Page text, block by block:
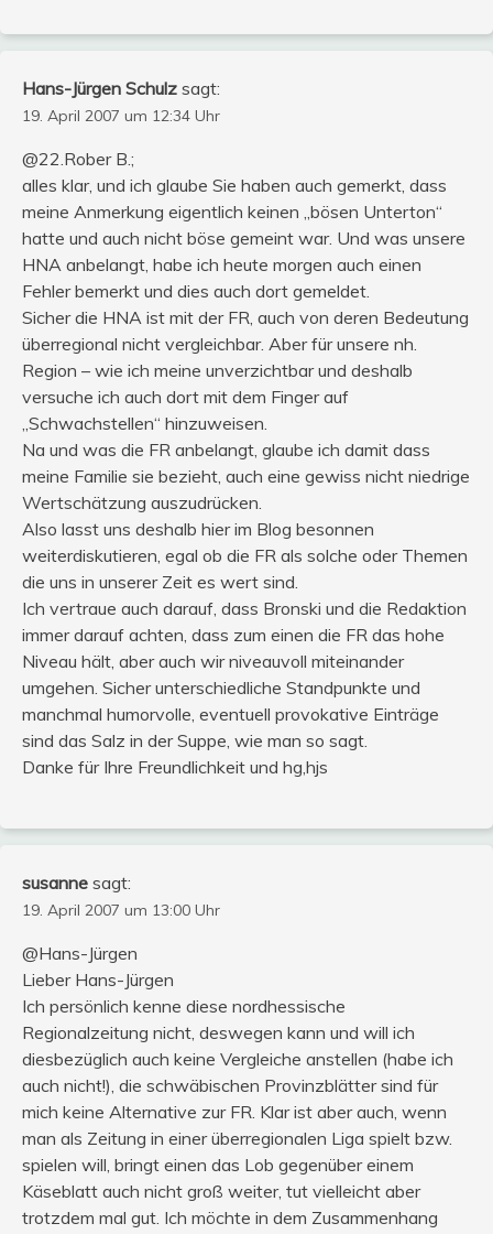
Hans-Jürgen Schulz sagt:
19. April 2007 um 12:34 Uhr
@22.Rober B.;
alles klar, und ich glaube Sie haben auch gemerkt, dass
meine Anmerkung eigentlich keinen „bösen Unterton“
hatte und auch nicht böse gemeint war. Und was unsere
HNA anbelangt, habe ich heute morgen auch einen
Fehler bemerkt und dies auch dort gemeldet.
Sicher die HNA ist mit der FR, auch von deren Bedeutung
überregional nicht vergleichbar. Aber für unsere nh.
Region – wie ich meine unverzichtbar und deshalb
versuche ich auch dort mit dem Finger auf
„Schwachstellen“ hinzuweisen.
Na und was die FR anbelangt, glaube ich damit dass
meine Familie sie bezieht, auch eine gewiss nicht niedrige
Wertschätzung auszudrücken.
Also lasst uns deshalb hier im Blog besonnen
weiterdiskutieren, egal ob die FR als solche oder Themen
die uns in unserer Zeit es wert sind.
Ich vertraue auch darauf, dass Bronski und die Redaktion
immer darauf achten, dass zum einen die FR das hohe
Niveau hält, aber auch wir niveauvoll miteinander
umgehen. Sicher unterschiedliche Standpunkte und
manchmal humorvolle, eventuell provokative Einträge
sind das Salz in der Suppe, wie man so sagt.
Danke für Ihre Freundlichkeit und hg,hjs
susanne sagt:
19. April 2007 um 13:00 Uhr
@Hans-Jürgen
Lieber Hans-Jürgen
Ich persönlich kenne diese nordhessische
Regionalzeitung nicht, deswegen kann und will ich
diesbezüglich auch keine Vergleiche anstellen (habe ich
auch nicht!), die schwäbischen Provinzblätter sind für
mich keine Alternative zur FR. Klar ist aber auch, wenn
man als Zeitung in einer überregionalen Liga spielt bzw.
spielen will, bringt einen das Lob gegenüber einem
Käseblatt auch nicht groß weiter, tut vielleicht aber
trotzdem mal gut. Ich möchte in dem Zusammenhang